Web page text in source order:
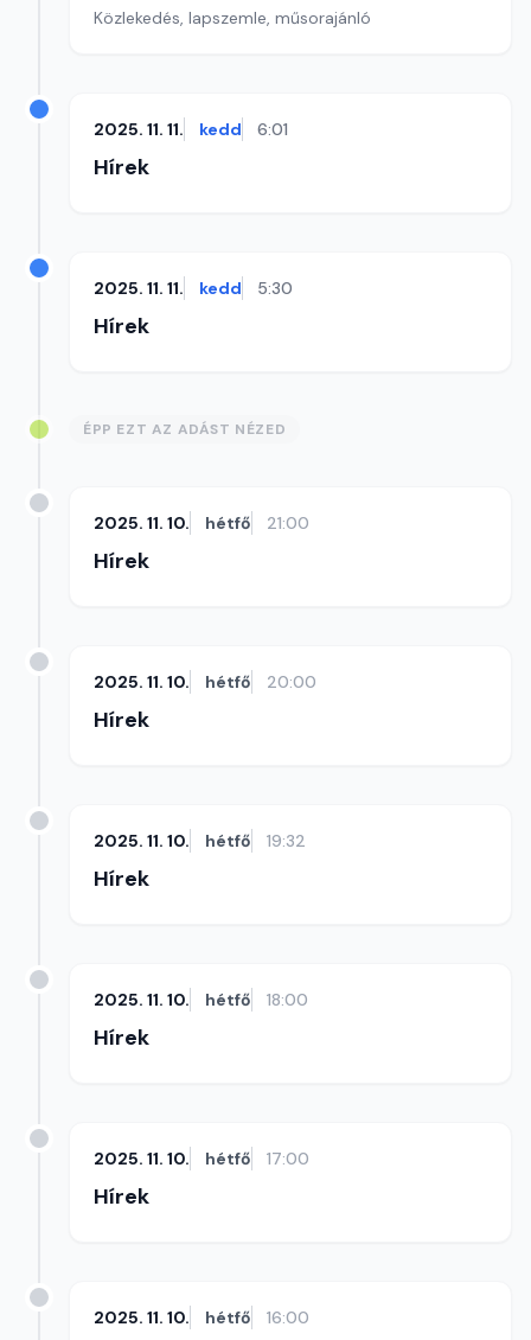
Közlekedés, lapszemle, műsorajánló
2025. 11. 11. kedd 6:01
Hírek
2025. 11. 11. kedd 5:30
Hírek
ÉPP EZT AZ ADÁST NÉZED
2025. 11. 10. hétfő 21:00
Hírek
2025. 11. 10. hétfő 20:00
Hírek
2025. 11. 10. hétfő 19:32
Hírek
2025. 11. 10. hétfő 18:00
Hírek
2025. 11. 10. hétfő 17:00
Hírek
2025. 11. 10. hétfő 16:00